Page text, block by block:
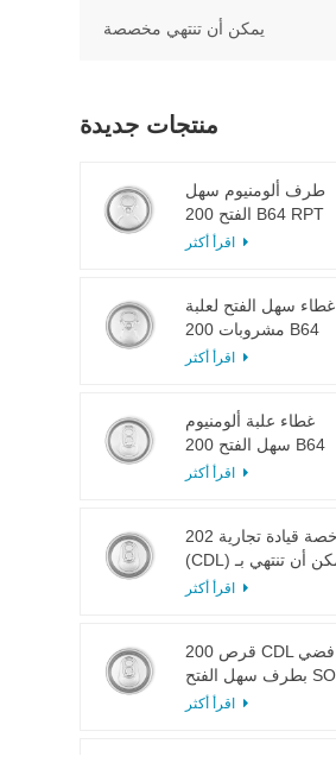
يمكن أن تنتهي مخصصة
منتجات جديدة
طرف ألومنيوم سهل
الفتح 200 B64 RPT
LOE
اقرأ أكثر
غطاء سهل الفتح لعلبة
مشروبات 200 B64
اقرأ أكثر
غطاء علبة ألومنيوم
سهل الفتح 200 B64
SOT LOE
اقرأ أكثر
202 رخصة قيادة تجارية
(CDL) يمكن أن تنتهي بـ
SOT LOE فضي خفيف
اقرأ أكثر
200 قرص CDL فضي
بطرف سهل الفتح SOT
LOE إيبوكسي
اقرأ أكثر